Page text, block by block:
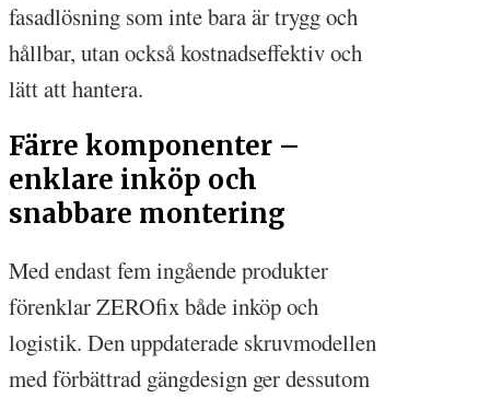
fasadlösning som inte bara är trygg och
hållbar, utan också kostnadseffektiv och
lätt att hantera.
Färre komponenter –
enklare inköp och
snabbare montering
Med endast fem ingående produkter
förenklar ZEROfix både inköp och
logistik. Den uppdaterade skruvmodellen
med förbättrad gängdesign ger dessutom